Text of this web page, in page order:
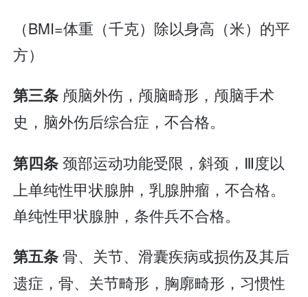
（BMI=体重（千克）除以身高（米）的平
方）
第三条 颅脑外伤，颅脑畸形，颅脑手术
史，脑外伤后综合症，不合格。
第四条颈部运动功能受限，斜颈，Ⅲ度以
上单纯性甲状腺肿，乳腺肿瘤，不合格。
单纯性甲状腺肿，条件兵不合格。
第五条骨、关节、滑囊疾病或损伤及其后
遗症，骨、关节畸形，胸廓畸形，习惯性